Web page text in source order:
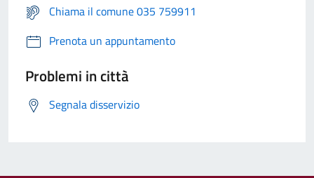
Chiama il comune 035 759911
Prenota un appuntamento
Problemi in città
Segnala disservizio